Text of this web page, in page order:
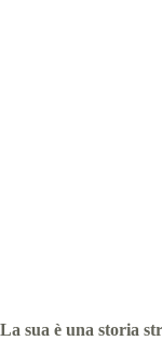
La sua è una storia